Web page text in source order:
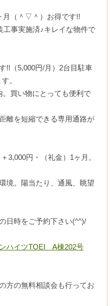
月（＾▽＾）お得です!!
工事実施済♪キレイな物件で
!!（5,000円/月）2台目駐車
。
買い物にとっても便利で
離を短縮できる専用通路が
円・（礼金）1ヶ月。
境。陽当たり、通風、眺望
日時をご予約下さい(^^)/
ハイツTOEI A棟202号
方の無料相談会も行ってお